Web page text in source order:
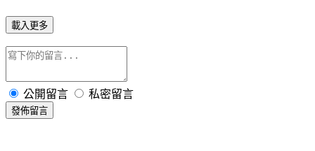
載入更多
公開留言 私密留言
發佈留言